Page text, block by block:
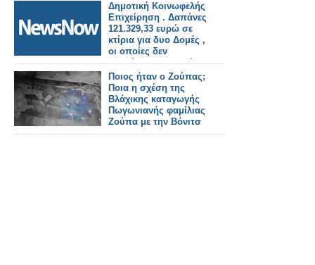
Δημοτική Κοινωφελής
Επιχείρηση . Δαπάνες
121.329,33 ευρώ σε
κτίρια για δυο Δομές ,
οι οποίες δεν
λειτούργησαν ποτέ.
Δημοτικοί Σύμβουλοι
υπάρχουν; Η
υπόθεση χρήζει ναι ή
όχι πολλαπλού
ελέγχου; Έχουν ή δεν
έχουν πολλοί ευθύνες
Ποιος ήταν ο Ζούπας;
Ποια η σχέση της
Βλάχικης καταγωγής
Πωγωνιανής φαμίλιας
Ζούπα με την Βόνιτσ